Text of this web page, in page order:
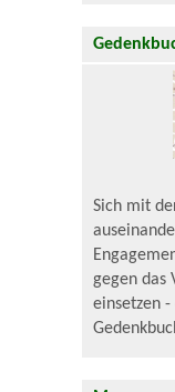
Sich mit
gegen das
einsetzen